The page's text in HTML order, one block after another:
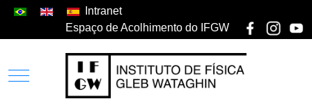
Intranet
Espaço de Acolhimento do IFGW